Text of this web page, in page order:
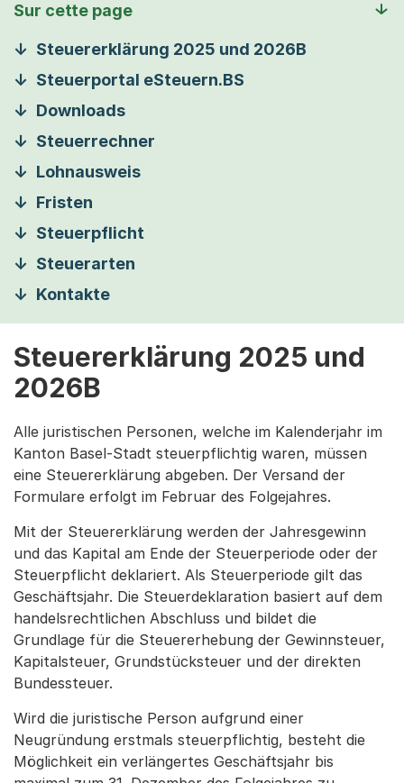
Sur cette page
Steuererklärung 2025 und 2026B
Steuerportal eSteuern.BS
Downloads
Steuerrechner
Lohnausweis
Fristen
Steuerpflicht
Steuerarten
Kontakte
Steuererklärung 2025 und
2026B
Alle juristischen Personen, welche im Kalenderjahr im
Kanton Basel-Stadt steuerpflichtig waren, müssen
eine Steuererklärung abgeben. Der Versand der
Formulare erfolgt im Februar des Folgejahres.
Mit der Steuererklärung werden der Jahresgewinn
und das Kapital am Ende der Steuerperiode oder der
Steuerpflicht deklariert. Als Steuerperiode gilt das
Geschäftsjahr. Die Steuerdeklaration basiert auf dem
handelsrechtlichen Abschluss und bildet die
Grundlage für die Steuererhebung der Gewinnsteuer,
Kapitalsteuer, Grundstücksteuer und der direkten
Bundessteuer.
Wird die juristische Person aufgrund einer
Neugründung erstmals steuerpflichtig, besteht die
Möglichkeit ein verlängertes Geschäftsjahr bis